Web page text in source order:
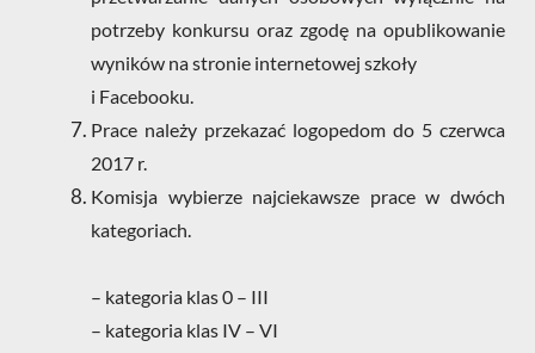
potrzeby konkursu oraz zgodę na opublikowanie
wyników na stronie internetowej szkoły
i Facebooku.
Prace należy przekazać logopedom do 5 czerwca
2017 r.
Komisja wybierze najciekawsze prace w dwóch
kategoriach.
– kategoria klas 0 – III
– kategoria klas IV – VI